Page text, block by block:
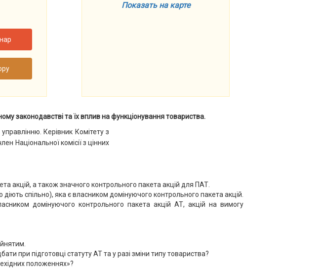
Показать на карте
законодавстві та їх вплив на функціонування товариства.
Керівник Комітету з
Національної комісії з цінних
акцій, а також значного контрольного пакета акцій для ПАТ.
спільно), яка є власником домінуючого контрольного пакета акцій.
домінуючого контрольного пакета акцій АТ, акцій на вимогу
при підготовці статуту АТ та у разі зміни типу товариства?
положеннях»?